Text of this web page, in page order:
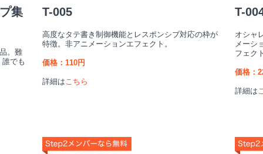
集
。難
でも
T-005
高度なタテ書き制御機能とレスポンシブ対応の枠が
特徴。非アニメーションエフェクト。
価格：110円
詳細はこちら
T-
オシャ
メーシ
フェク
価格：
詳細は